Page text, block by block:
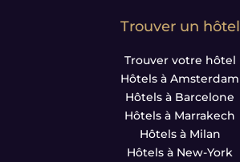
Trouver un hôtel
Trouver votre hôtel
Hôtels à Amsterdam
Hôtels à Barcelone
Hôtels à Marrakech
Hôtels à Milan
Hôtels à New-York